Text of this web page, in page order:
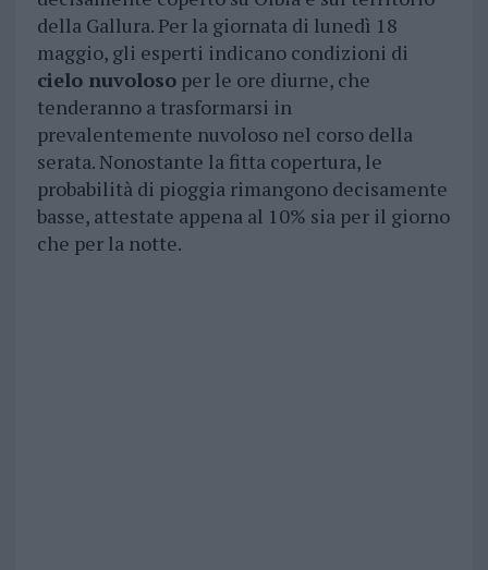
della Gallura. Per la giornata di lunedì 18
maggio, gli esperti indicano condizioni di
cielo nuvolosoper le ore diurne, che
tenderanno a trasformarsi in
prevalentemente nuvoloso nel corso della
serata. Nonostante la fitta copertura, le
probabilità di pioggia rimangono decisamente
basse, attestate appena al 10% sia per il giorno
che per la notte.